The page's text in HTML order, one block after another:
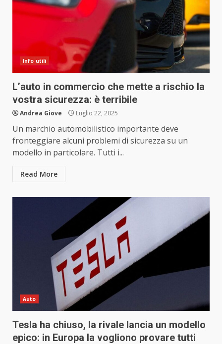
Info utili
L’auto in commercio che mette a rischio la
vostra sicurezza: è terribile
Andrea Giove Luglio 22, 2025
Un marchio automobilistico importante deve
fronteggiare alcuni problemi di sicurezza su un
modello in particolare. Tutti i...
Read More
Auto
Tesla ha chiuso, la rivale lancia un modello
epico: in Europa la vogliono provare tutti